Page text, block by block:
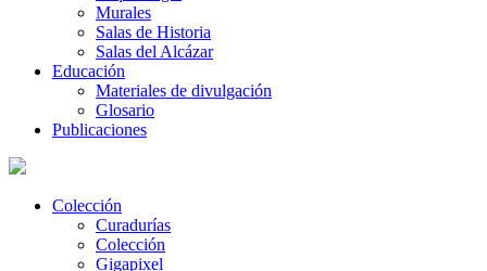
Murales
Salas de Historia
Salas del Alcázar
Educación
Materiales de divulgación
Glosario
Publicaciones
Colección
Curadurías
Colección
Gigapixel